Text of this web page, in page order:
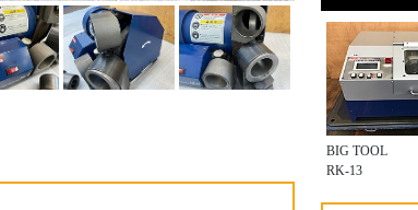
BIG TOOL
RK-13